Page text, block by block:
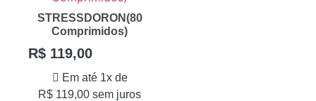
STRESSDORON(80
Comprimidos)
R$ 119,00
Em até 1x de
R$ 119,00 sem juros